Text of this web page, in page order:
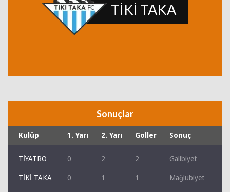
TİKİ TAKA
Sonuçlar
Kulüp 1. Yarı 2. Yarı Goller Sonuç
TİYATRO 0 2 2 Galibiyet
TİKİ TAKA 0 1 1 Mağlubiyet